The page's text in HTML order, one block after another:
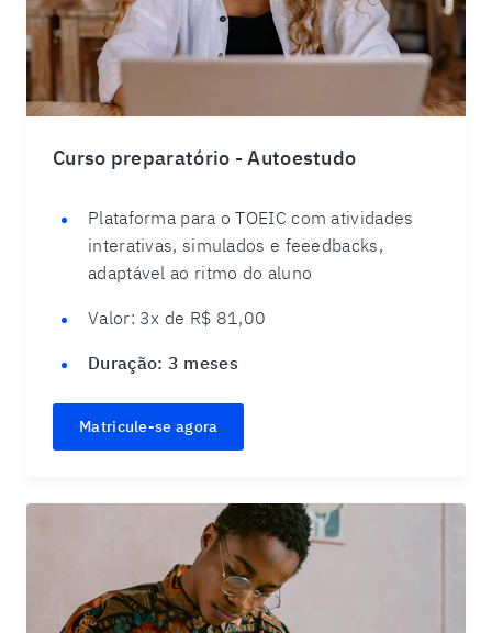
Curso preparatório - Autoestudo
Plataforma para o TOEIC com atividades
interativas, simulados e feeedbacks,
adaptável ao ritmo do aluno
Valor: 3x de R$ 81,00
Duração: 3 meses
Matricule-se agora